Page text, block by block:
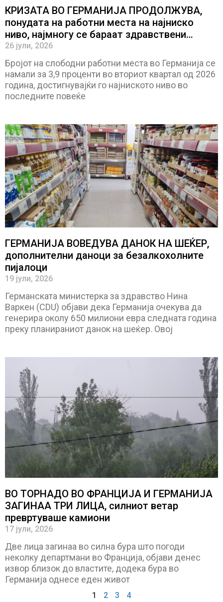
КРИЗАТА ВО ГЕРМАНИЈА ПРОДОЛЖУВА,
понудата на работни места на најниско
ниво, најмногу се бараат здравствени
работници
26 јули, 2026
Бројот на слободни работни места во Германија се
намали за 3,9 проценти во вториот квартал од 2026
година, достигнувајќи го најниското ниво во
последните повеќе
ГЕРМАНИЈА ВОВЕДУВА ДАНОК НА ШЕЌЕР,
дополнителни даноци за безалкохолните
пијалоци
19 јули, 2026
Германската министерка за здравство Нина
Варкен (CDU) објави дека Германија очекува да
генерира околу 650 милиони евра следната година
преку планираниот данок на шеќер. Овој
ВО ТОРНАДО ВО ФРАНЦИЈА И ГЕРМАНИЈА
ЗАГИНАА ТРИ ЛИЦА, силниот ветар
превртуваше камиони
17 јули, 2026
Две лица загинаа во силна бура што погоди
неколку департмани во Франција, објави денес
извор близок до властите, додека бура во
Германија однесе еден живот
1 2 3 4